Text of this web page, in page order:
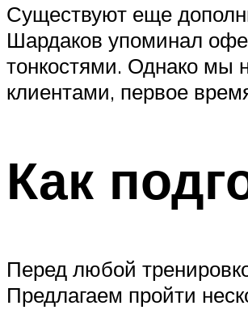
Существуют еще
Шардаков упоминал
тонкостями. Однако мы
клиентами, первое
Как
Перед любой
Предлагаем пройти